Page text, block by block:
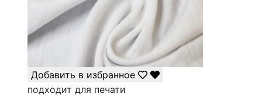
Добавить в избранное
подходит для печати